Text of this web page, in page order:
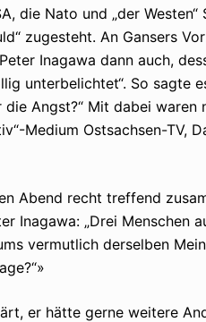
die Nato und „der
zugesteht. An Gansers
Inagawa dann auch,
unterbelichtet“. So sagte
Angst?“ Mit dabei waren
Medium Ostsachsen-TV,
Abend recht treffend
Inagawa: „Drei Menschen
vermutlich derselben
er hätte gerne weitere